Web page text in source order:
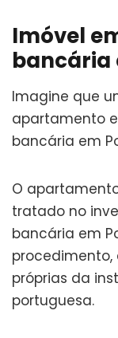
Imóvel
bancária
Imagine que
apartamento
bancária em
O
tratado no
bancária em
próprias da
portuguesa.